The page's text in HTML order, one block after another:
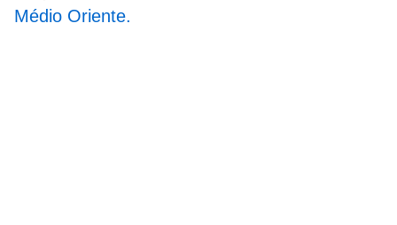
Médio Oriente.